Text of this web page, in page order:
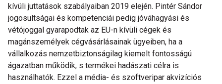
kívüli juttatások szabályaiban 2019 elején. Pintér Sándor
jogosultságai és kompetenciái pedig jóváhagyási és
vétójoggal gyarapodtak az EU-n kívüli cégek és
magánszemélyek cégvásárlásainak ügyeiben, ha a
vállalkozás nemzetbiztonságilag kiemelt fontosságú
ágazatban működik, s termékei hadászati célra is
használhatók. Ezzel a média- és szoftveripar akvizíciós